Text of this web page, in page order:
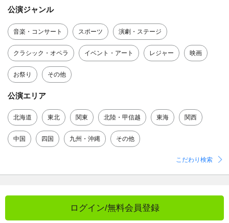
公演ジャンル
音楽・コンサート スポーツ 演劇・ステージ
クラシック・オペラ イベント・アート レジャー 映画
お祭り その他
公演エリア
北海道 東北 関東 北陸・甲信越 東海 関西
中国 四国 九州・沖縄 その他
こだわり検索
ログイン/無料会員登録